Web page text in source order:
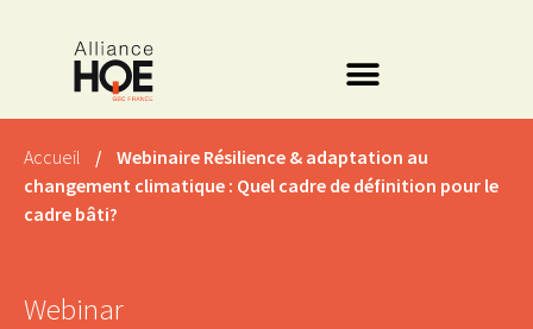
Accueil /
Webinaire Résilience & adaptation au
changement climatique : Quel cadre de définition pour le
cadre bâti?
Webinar